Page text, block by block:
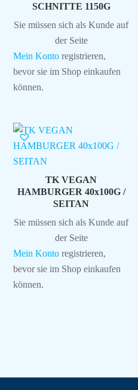
SCHNITTE 1150G
Sie müssen sich als Kunde auf
der Seite
Mein Konto registrieren,
bevor sie im Shop einkaufen
können.
TK VEGAN
HAMBURGER 40x100G /
SEITAN
Sie müssen sich als Kunde auf
der Seite
Mein Konto registrieren,
bevor sie im Shop einkaufen
können.